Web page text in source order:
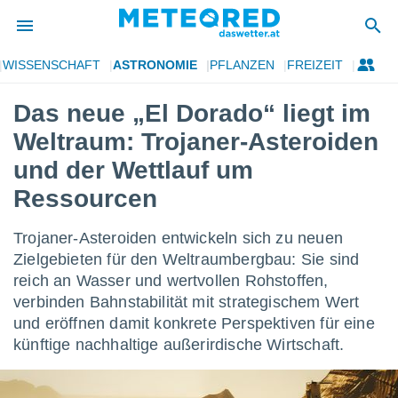
wurde
dass
sind.
diese
die
WISSENSCHAFT ASTRONOMIE PFLANZEN FREIZEIT
Das neue „El Dorado“ liegt im
Weltraum: Trojaner-Asteroiden
und der Wettlauf um
Ressourcen
Trojaner-Asteroiden entwickeln sich zu neuen
Zielgebieten für den Weltraumbergbau: Sie sind
reich an Wasser und wertvollen Rohstoffen,
verbinden Bahnstabilität mit strategischem Wert
und eröffnen damit konkrete Perspektiven für eine
künftige nachhaltige außerirdische Wirtschaft.